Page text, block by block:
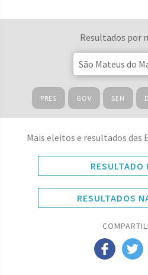
Resultados por
PRES GOV SEN
Mais eleitos e resultados das
RESULTADO
RESULTADOS